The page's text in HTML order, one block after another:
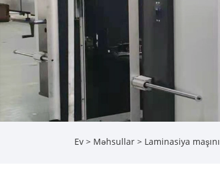
Ev > Məhsullar > Laminasiya maşını